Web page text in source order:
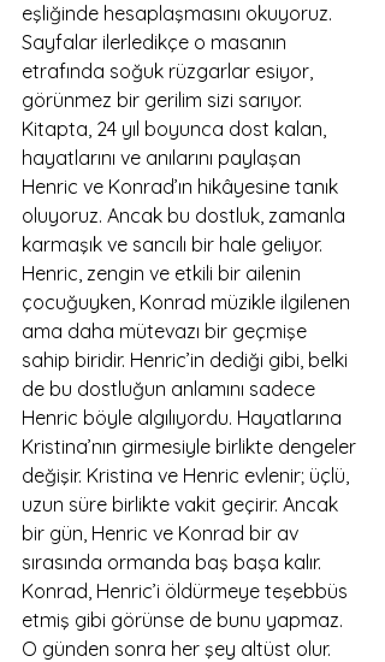
eşliğinde hesaplaşmasını okuyoruz.
Sayfalar ilerledikçe o masanın
etrafında soğuk rüzgarlar esiyor,
görünmez bir gerilim sizi sarıyor.
Kitapta, 24 yıl boyunca dost kalan,
hayatlarını ve anılarını paylaşan
Henric ve Konrad’ın hikâyesine tanık
oluyoruz. Ancak bu dostluk, zamanla
karmaşık ve sancılı bir hale geliyor.
Henric, zengin ve etkili bir ailenin
çocuğuyken, Konrad müzikle ilgilenen
ama daha mütevazı bir geçmişe
sahip biridir. Henric’in dediği gibi, belki
de bu dostluğun anlamını sadece
Henric böyle algılıyordu. Hayatlarına
Kristina’nın girmesiyle birlikte dengeler
değişir. Kristina ve Henric evlenir; üçlü,
uzun süre birlikte vakit geçirir. Ancak
bir gün, Henric ve Konrad bir av
sırasında ormanda baş başa kalır.
Konrad, Henric’i öldürmeye teşebbüs
etmiş gibi görünse de bunu yapmaz.
O günden sonra her şey altüst olur.